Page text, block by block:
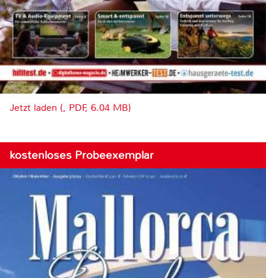
Jetzt laden (, PDF, 6.04 MB)
kostenloses Probeexemplar